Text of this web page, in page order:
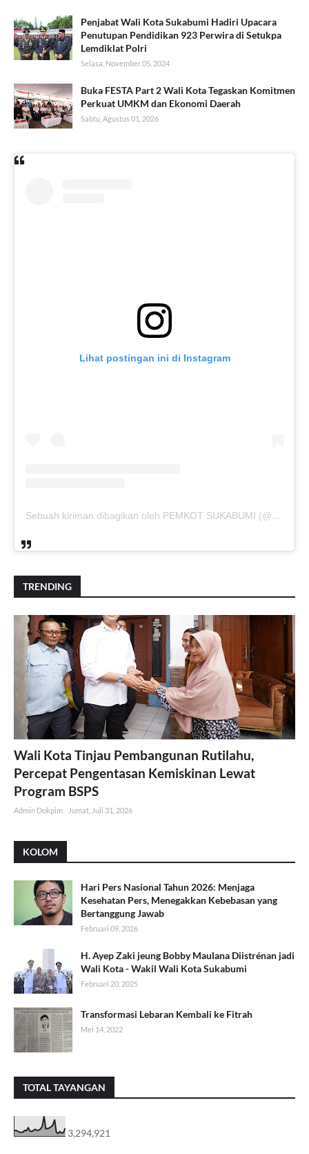
Penjabat Wali Kota Sukabumi Hadiri Upacara
Penutupan Pendidikan 923 Perwira di Setukpa
Lemdiklat Polri
Selasa, November 05, 2024
Buka FESTA Part 2 Wali Kota Tegaskan Komitmen
Perkuat UMKM dan Ekonomi Daerah
Sabtu, Agustus 01, 2026
Lihat postingan ini di Instagram
Sebuah kiriman dibagikan oleh PEMKOT SUKABUMI (@pemkotsukabumi_)
TRENDING
Wali Kota Tinjau Pembangunan Rutilahu,
Percepat Pengentasan Kemiskinan Lewat
Program BSPS
Admin Dokpim Jumat, Juli 31, 2026
KOLOM
Hari Pers Nasional Tahun 2026: Menjaga
Kesehatan Pers, Menegakkan Kebebasan yang
Bertanggung Jawab
Februari 09, 2026
H. Ayep Zaki jeung Bobby Maulana Diistrénan jadi
Wali Kota - Wakil Wali Kota Sukabumi
Februari 20, 2025
Transformasi Lebaran Kembali ke Fitrah
Mei 14, 2022
TOTAL TAYANGAN
3,294,921